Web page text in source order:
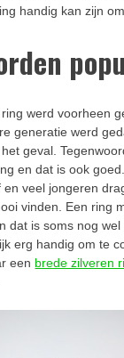
handig kan zijn
werd voorheen
generatie werd
geval.
en dat is ook
veel jongeren
vinden. Een ring
dat is soms nog wel
erg handig om te
een brede zilveren